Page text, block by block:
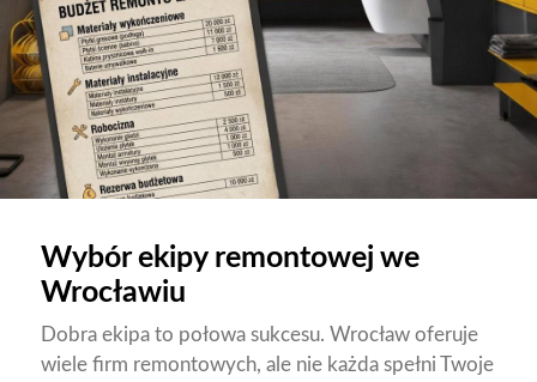
Wybór ekipy remontowej we
Wrocławiu
Dobra ekipa to połowa sukcesu. Wrocław oferuje
wiele firm remontowych, ale nie każda spełni Twoje